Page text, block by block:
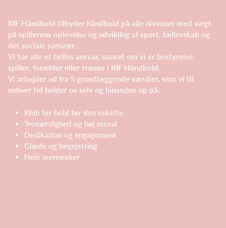
KIF Håndbold tilbyder håndbold på alle niveauer med vægt
på spillerens oplevelse og udvikling af sport, fællesskab og
det sociale samvær.
Vi har alle et fælles ansvar, uanset om vi er bestyrelse,
spiller, forælder eller træner i KIF Håndbold.
Vi arbejder ud fra 5 grundlæggende værdier, som vi til
enhver tid holder os selv og hinanden op på:
Klub før hold før den enkelte
Troværdighed og høj moral
Dedikation og engagement
Glæde og begejstring
Hele mennesker